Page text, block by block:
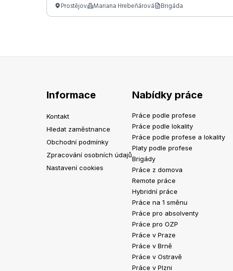
Prostějov Mariana Hrebeňárová Brigáda
Informace
Kontakt
Hledat zaměstnance
Obchodní podmínky
Zpracování osobních údajů
Nastavení cookies
Nabídky práce
Práce podle profese
Práce podle lokality
Práce podle profese a lokality
Platy podle profese
Brigády
Práce z domova
Remote práce
Hybridní práce
Práce na 1 směnu
Práce pro absolventy
Práce pro OZP
Práce v Praze
Práce v Brně
Práce v Ostravě
Práce v Plzni